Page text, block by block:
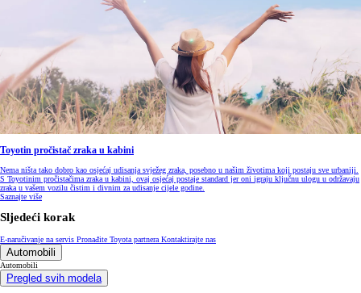
Toyotin pročistač zraka u kabini
Nema ništa tako dobro kao osjećaj udisanja svježeg zraka, posebno u našim životima koji postaju sve urbaniji.
S Toyotinim pročistačima zraka u kabini, ovaj osjećaj postaje standard jer oni igraju ključnu ulogu u održavaju
zraka u vašem vozilu čistim i divnim za udisanje cijele godine.
Saznajte više
Sljedeći korak
E-naručivanje na servis Pronađite Toyota partnera Kontaktirajte nas
Automobili
Automobili
Pregled svih modela